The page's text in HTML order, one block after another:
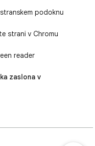
podoknu
strani v Chromu
reader
zaslona v